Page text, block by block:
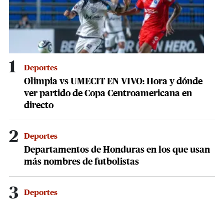
1 Deportes
Olimpia vs UMECIT EN VIVO: Hora y dónde
ver partido de Copa Centroamericana en
directo
2 Deportes
Departamentos de Honduras en los que usan
más nombres de futbolistas
3 Deportes